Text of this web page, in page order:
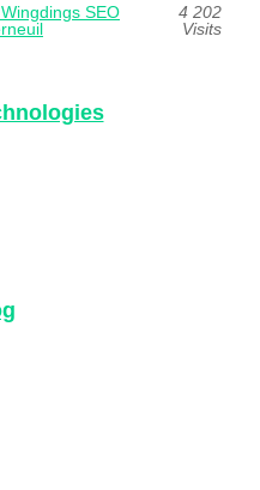
SEO
4 202
Visits